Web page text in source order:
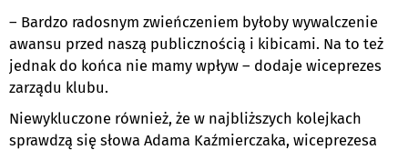
– Bardzo radosnym zwieńczeniem byłoby wywalczenie
awansu przed naszą publicznością i kibicami. Na to też
jednak do końca nie mamy wpływ – dodaje wiceprezes
zarządu klubu.
Niewykluczone również, że w najbliższych kolejkach
sprawdzą się słowa Adama Kaźmierczaka, wiceprezesa